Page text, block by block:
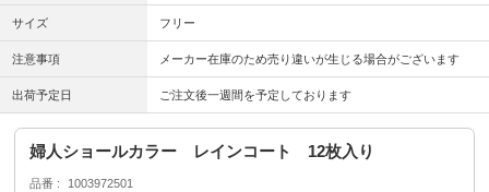
サイズ フリー
注意事項 メーカー在庫のため売り違いが生じる場合がございます
出荷予定日 ご注文後一週間を予定しております
婦人ショールカラー レインコート 12枚入り
品番 1003972501